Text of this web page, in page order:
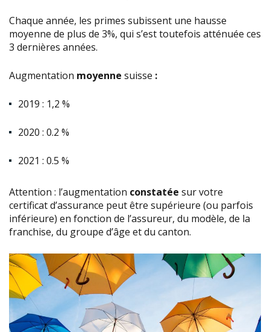
Chaque année, les primes subissent une hausse
moyenne de plus de 3%, qui s’est toutefois atténuée ces
3 dernières années.
Augmentation moyenne suisse :
2019 : 1,2 %
2020 : 0.2 %
2021 : 0.5 %
Attention : l’augmentation constatée sur votre
certificat d’assurance peut être supérieure (ou parfois
inférieure) en fonction de l’assureur, du modèle, de la
franchise, du groupe d’âge et du canton.